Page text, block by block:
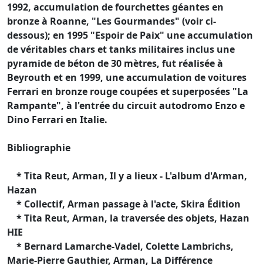
1992, accumulation de fourchettes géantes en
bronze à Roanne, "Les Gourmandes" (voir ci-
dessous); en 1995 "Espoir de Paix" une accumulation
de véritables chars et tanks militaires inclus une
pyramide de béton de 30 mètres, fut réalisée à
Beyrouth et en 1999, une accumulation de voitures
Ferrari en bronze rouge coupées et superposées "La
Rampante", à l'entrée du circuit autodromo Enzo e
Dino Ferrari en Italie.
Bibliographie
* Tita Reut, Arman, Il y a lieux - L'album d'Arman,
Hazan
* Collectif, Arman passage à l'acte, Skira Édition
* Tita Reut, Arman, la traversée des objets, Hazan
HIE
* Bernard Lamarche-Vadel, Colette Lambrichs,
Marie-Pierre Gauthier, Arman, La Différence